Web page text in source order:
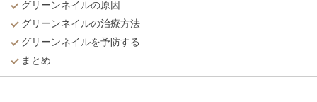
グリーンネイルの原因
グリーンネイルの治療方法
グリーンネイルを予防する
まとめ